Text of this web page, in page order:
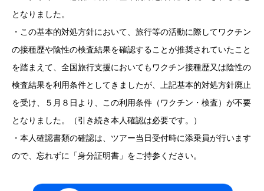
となりました。
・この基本的対処方針において、旅行等の活動に際してワクチン
の接種歴や陰性の検査結果を確認することが推奨されていたこと
を踏まえて、全国旅行支援においてもワクチン接種歴又は陰性の
検査結果を利用条件としてきましたが、上記基本的対処方針廃止
を受け、５月８日より、この利用条件（ワクチン・検査）が不要
となりました。（引き続き本人確認は必要です。）
・本人確認書類の確認は、ツアー当日受付時に添乗員が行います
ので、忘れずに「身分証明書」をご持参ください。